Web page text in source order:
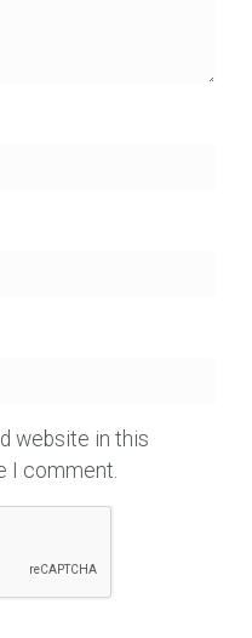
website in this
I comment.